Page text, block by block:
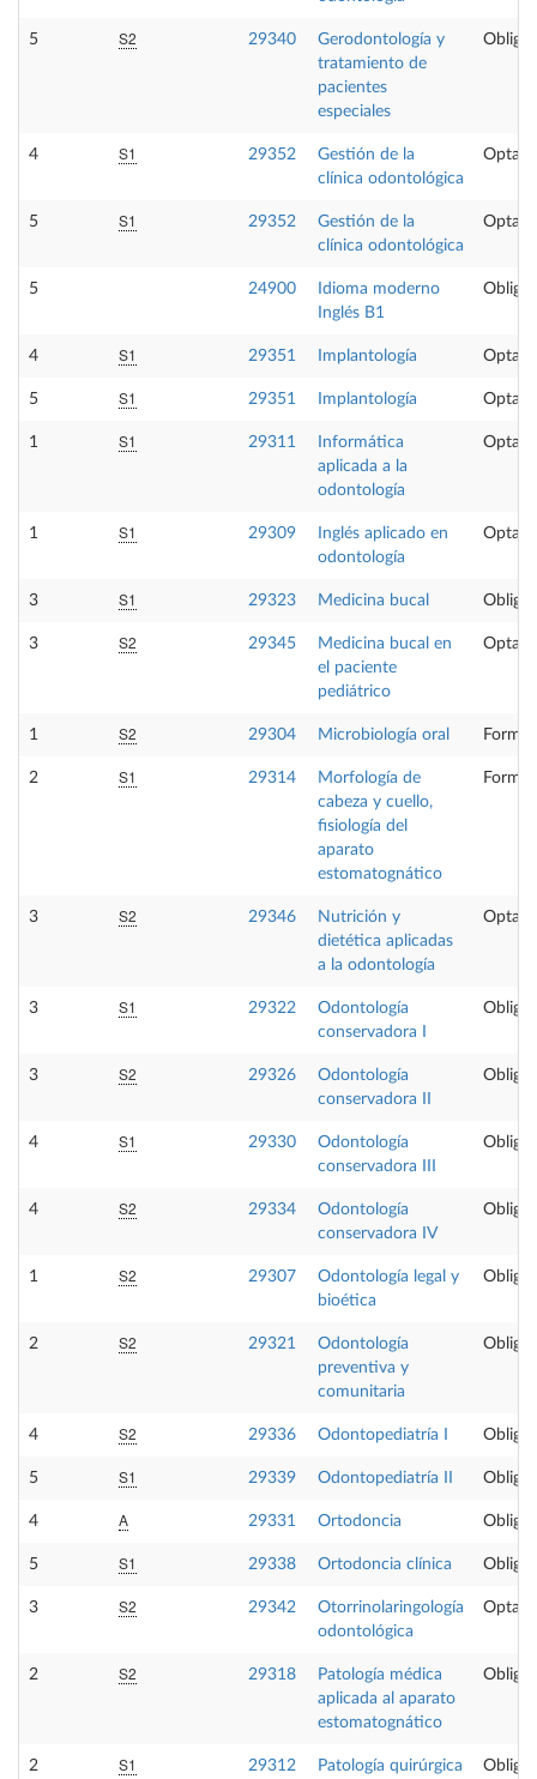
5 S2 29340
Gerodontología y
tratamiento de
pacientes
especiales
4 S1 29352
Gestión de la
clínica odontológica
5 S1 29352
Gestión de la
clínica odontológica
5 24900
Idioma moderno
Inglés B1
4 S1 29351 Implantología
5 S1 29351 Implantología
1 S1 29311
Informática
aplicada a la
odontología
1 S1 29309
Inglés aplicado en
odontología
3 S1 29323 Medicina bucal
3 S2 29345
Medicina bucal en
el paciente
pediátrico
1 S2 29304 Microbiología oral
2 S1 29314
Morfología de
cabeza y cuello,
fisiología del
aparato
estomatognático
3 S2 29346
Nutrición y
dietética aplicadas
a la odontología
3 S1 29322
Odontología
conservadora I
3 S2 29326
Odontología
conservadora II
4 S1 29330
Odontología
conservadora III
4 S2 29334
Odontología
conservadora IV
1 S2 29307
Odontología legal y
bioética
2 S2 29321
Odontología
preventiva y
comunitaria
4 S2 29336 Odontopediatría I
5 S1 29339 Odontopediatría II
4 A 29331 Ortodoncia
5 S1 29338 Ortodoncia clínica
3 S2 29342
Otorrinolaringología
odontológica
2 S2 29318
Patología médica
aplicada al aparato
estomatognático
2 S1 29312
Patología quirúrgica